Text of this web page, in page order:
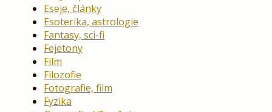
Eseje, články
Esoterika, astrologie
Fantasy, sci-fi
Fejetony
Film
Filozofie
Fotografie, film
Fyzika